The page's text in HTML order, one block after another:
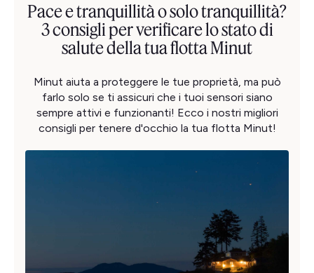
Pace e tranquillità o solo tranquillità?
3 consigli per verificare lo stato di
salute della tua flotta Minut
Minut aiuta a proteggere le tue proprietà, ma può
farlo solo se ti assicuri che i tuoi sensori siano
sempre attivi e funzionanti! Ecco i nostri migliori
consigli per tenere d'occhio la tua flotta Minut!